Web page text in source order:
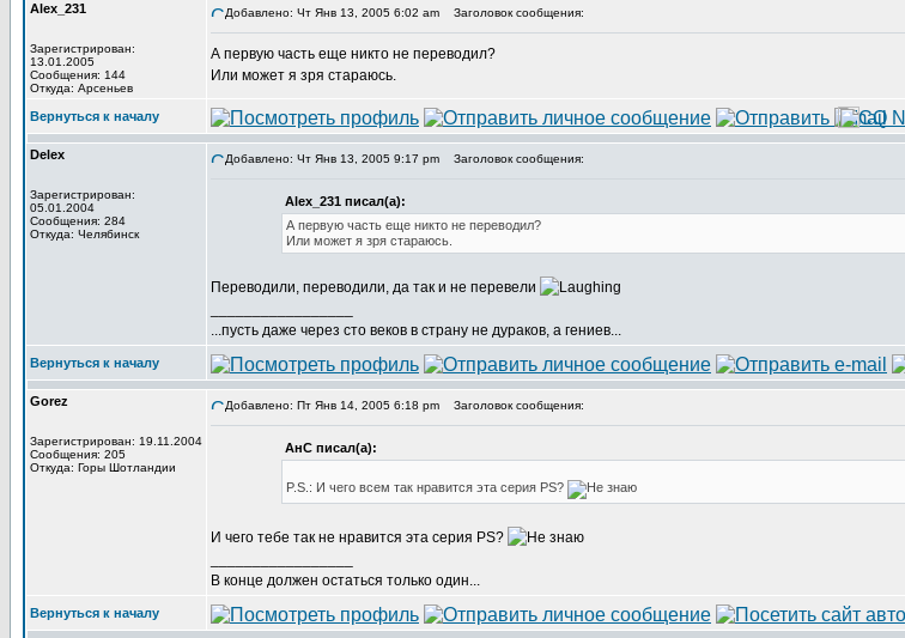
Alex_231
Зарегистрирован:
13.01.2005
Сообщения: 144
Откуда: Арсеньев
Добавлено: Чт Янв 13, 2005 6:02 am Заголовок сообщения:
А первую часть еще никто не переводил?
Или может я зря стараюсь.
Вернуться к началу
Delex
Зарегистрирован:
05.01.2004
Сообщения: 284
Откуда: Челябинск
Добавлено: Чт Янв 13, 2005 9:17 pm Заголовок сообщения:
Alex_231 писал(а):
А первую часть еще никто не переводил?
Или может я зря стараюсь.
Переводили, переводили, да так и не перевели
...пусть даже через сто веков в страну не дураков, а гениев...
Вернуться к началу
Gorez
Зарегистрирован: 19.11.2004
Сообщения: 205
Откуда: Горы Шотландии
Добавлено: Пт Янв 14, 2005 6:18 pm Заголовок сообщения:
АнС писал(а):
P.S.: И чего всем так нравится эта серия PS?
И чего тебе так не нравится эта серия PS?
В конце должен остаться только один...
Вернуться к началу